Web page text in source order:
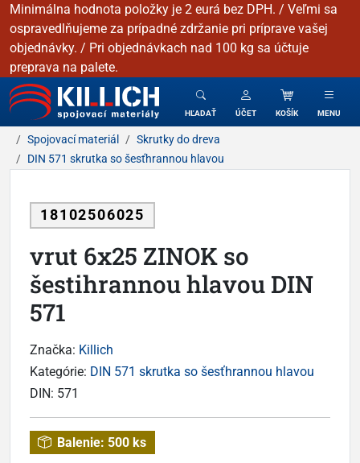
Minimálna hodnota položky je 2 eurá bez DPH. / Veľmi sa
ospravedlňujeme za prípadné zdržanie pri príprave vašej
objednávky. / Pri objednávkach nad 100 kg sa účtuje
preprava na palete.
KILLICH - Spojovacie materiály
HĽADAŤ ÚČET KOŠÍK MENU
Spojovací materiál
Skrutky do dreva
DIN 571 skrutka so šesťhrannou hlavou
18102506025
vrut 6x25 ZINOK so
šestihrannou hlavou DIN
571
Značka: Killich
Kategórie: DIN 571 skrutka so šesťhrannou hlavou
DIN: 571
Balenie: 500 ks